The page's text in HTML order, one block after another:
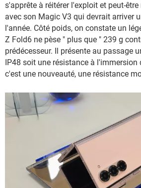
s'apprête à réitérer l'exploit et peut-
avec son Magic V3 qui devrait arriver
l'année. Côté poids, on constate un
Z Fold6 ne pèse " plus que " 239 g
prédécesseur. Il présente au passage
IP48 soit une résistance à
c'est une nouveauté, une résistance